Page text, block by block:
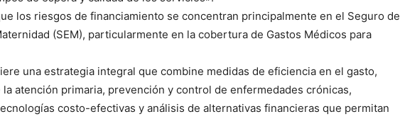
los riesgos de financiamiento se concentran principalmente en el Seguro de
(SEM), particularmente en la cobertura de Gastos Médicos para
una estrategia integral que combine medidas de eficiencia en el gasto,
atención primaria, prevención y control de enfermedades crónicas,
costo-efectivas y análisis de alternativas financieras que permitan